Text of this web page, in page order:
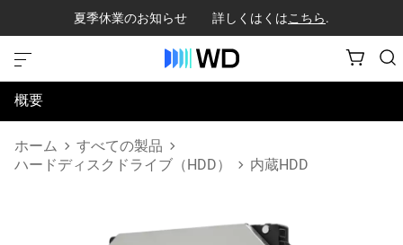
夏季休業のお知らせ 詳しくはくはこちら.
概要
仕様
ホーム
すべての製品
ハードディスクドライブ（HDD）
内蔵HDD